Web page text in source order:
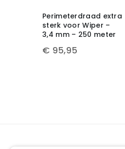
Perimeterdraad extra
sterk voor Wiper –
3,4 mm – 250 meter
€ 95,95